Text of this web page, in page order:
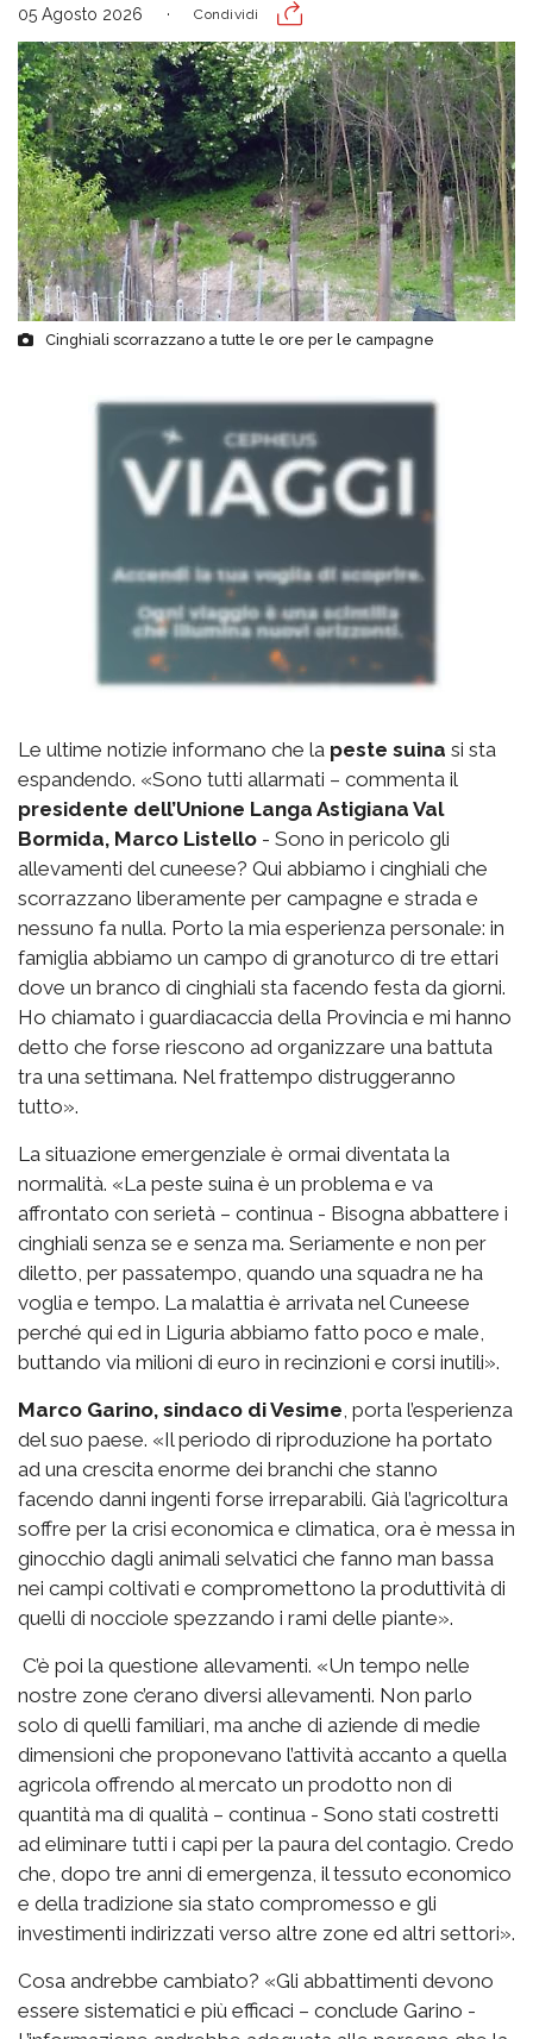
05 Agosto 2026 Condividi
Cinghiali scorrazzano a tutte le ore per le campagne
Le ultime notizie informano che la peste suina si sta
espandendo. «Sono tutti allarmati – commenta il
presidente dell’Unione Langa Astigiana Val
Bormida, Marco Listello - Sono in pericolo gli
allevamenti del cuneese? Qui abbiamo i cinghiali che
scorrazzano liberamente per campagne e strada e
nessuno fa nulla. Porto la mia esperienza personale: in
famiglia abbiamo un campo di granoturco di tre ettari
dove un branco di cinghiali sta facendo festa da giorni.
Ho chiamato i guardiacaccia della Provincia e mi hanno
detto che forse riescono ad organizzare una battuta
tra una settimana. Nel frattempo distruggeranno
tutto».
La situazione emergenziale è ormai diventata la
normalità. «La peste suina è un problema e va
affrontato con serietà – continua - Bisogna abbattere i
cinghiali senza se e senza ma. Seriamente e non per
diletto, per passatempo, quando una squadra ne ha
voglia e tempo. La malattia è arrivata nel Cuneese
perché qui ed in Liguria abbiamo fatto poco e male,
buttando via milioni di euro in recinzioni e corsi inutili».
Marco Garino, sindaco di Vesime , porta l’esperienza
del suo paese. «Il periodo di riproduzione ha portato
ad una crescita enorme dei branchi che stanno
facendo danni ingenti forse irreparabili. Già l’agricoltura
soffre per la crisi economica e climatica, ora è messa in
ginocchio dagli animali selvatici che fanno man bassa
nei campi coltivati e compromettono la produttività di
quelli di nocciole spezzando i rami delle piante».
C’è poi la questione allevamenti. «Un tempo nelle
nostre zone c’erano diversi allevamenti. Non parlo
solo di quelli familiari, ma anche di aziende di medie
dimensioni che proponevano l’attività accanto a quella
agricola offrendo al mercato un prodotto non di
quantità ma di qualità – continua - Sono stati costretti
ad eliminare tutti i capi per la paura del contagio. Credo
che, dopo tre anni di emergenza, il tessuto economico
e della tradizione sia stato compromesso e gli
investimenti indirizzati verso altre zone ed altri settori».
Cosa andrebbe cambiato? «Gli abbattimenti devono
essere sistematici e più efficaci – conclude Garino -